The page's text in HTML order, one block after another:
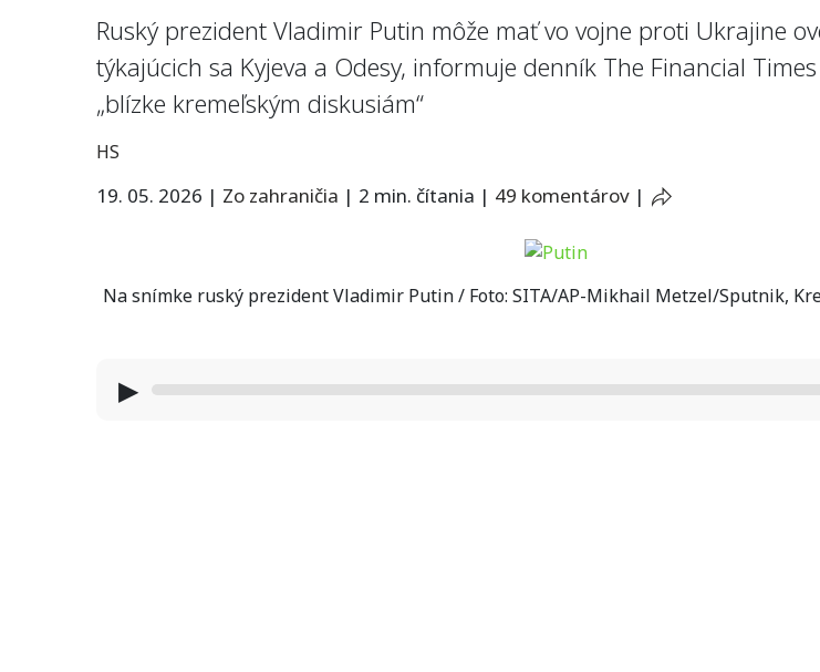
Ruský prezident Vladimir Putin môže mať vo vojne proti Ukrajine
týkajúcich sa Kyjeva a Odesy, informuje denník The Financial
„blízke kremeľským diskusiám“
HS
19. 05. 2026 | Zo zahraničia | 2 min. čítania | 49 komentárov |
Na snímke ruský prezident Vladimir Putin / Foto: SITA/AP-Mikhail Metzel/Sputnik,
▶